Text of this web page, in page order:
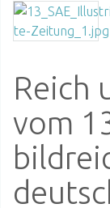
Reich
vom